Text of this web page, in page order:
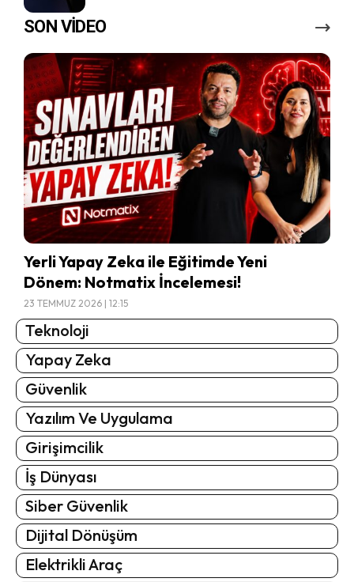
SON VİDEO
Yerli Yapay Zeka ile Eğitimde Yeni
Dönem: Notmatix İncelemesi!
23 TEMMUZ 2026 | 12:15
Teknoloji
Yapay Zeka
Güvenlik
Yazılım Ve Uygulama
Girişimcilik
İş Dünyası
Siber Güvenlik
Dijital Dönüşüm
Elektrikli Araç